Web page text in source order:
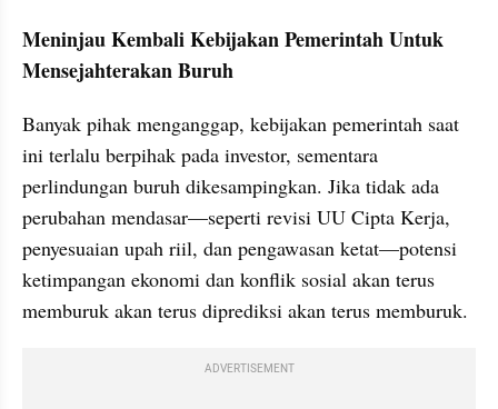
Meninjau Kembali Kebijakan Pemerintah Untuk
Mensejahterakan Buruh
Banyak pihak menganggap, kebijakan pemerintah saat
ini terlalu berpihak pada investor, sementara
perlindungan buruh dikesampingkan. Jika tidak ada
perubahan mendasar—seperti revisi UU Cipta Kerja,
penyesuaian upah riil, dan pengawasan ketat—potensi
ketimpangan ekonomi dan konflik sosial akan terus
memburuk akan terus diprediksi akan terus memburuk.
ADVERTISEMENT